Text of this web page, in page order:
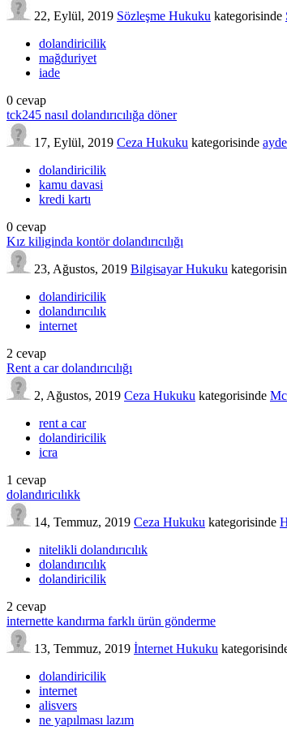
22, Eylül, 2019 Sözleşme Hukuku kategorisinde
dolandiricilik
mağduriyet
iade
0 cevap
tck245 nasıl dolandırıcılığa döner
17, Eylül, 2019 Ceza Hukuku kategorisinde
dolandiricilik
kamu davasi
kredi kartı
0 cevap
Kız kiliginda kontör dolandırıcılığı
23, Ağustos, 2019 Bilgisayar Hukuku
dolandiricilik
dolandırıcılık
internet
2 cevap
Rent a car dolandırıcılığı
2, Ağustos, 2019 Ceza Hukuku kategorisinde
rent a car
dolandiricilik
icra
1 cevap
dolandıricılıkk
14, Temmuz, 2019 Ceza Hukuku kategorisinde
nitelikli dolandırıcılık
dolandırıcılık
dolandiricilik
2 cevap
internette kandırma farklı ürün gönderme
13, Temmuz, 2019 İnternet Hukuku
dolandiricilik
internet
alisvers
ne yapılması lazım